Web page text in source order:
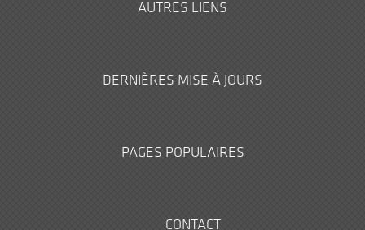
AUTRES LIENS
DERNIÈRES MISE À JOURS
PAGES POPULAIRES
CONTACT